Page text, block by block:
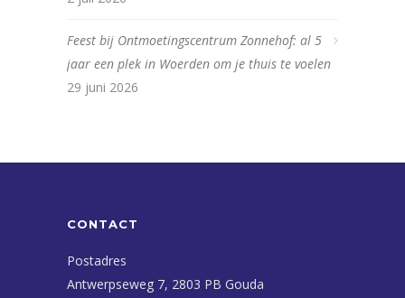
Feest bij Ontmoetingscentrum Zonnehof: al 5
jaar een plek in Woerden om je thuis te voelen
29 juni 2026
CONTACT
Postadres
Antwerpseweg 7, 2803 PB Gouda